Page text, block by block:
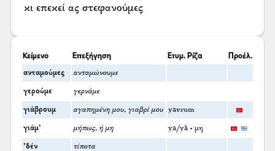
κι επεκεί ας στεφανούμες
Κείμενο Επεξήγηση Ετυμ. Ρίζα Προέλ.
ανταμούμες ανταμώνουμε
γερούμε γερνάμε
γιάβρουμ αγαπημένη μου, γιαβρί μου yavrum
γιάμ’ μήπως, ή μη ya/yā + μη
’δέν τίποτα